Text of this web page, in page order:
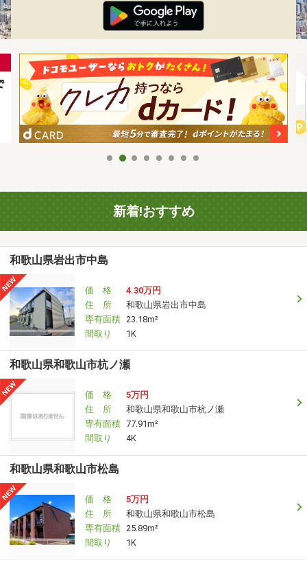
新着!おすすめ
和歌山県岩出市中島
価 格
4.30万円
住 所
和歌山県岩出市中島
専有面積 23.18m²
間取り
1K
和歌山県和歌山市杭ノ瀬
価 格
5万円
住 所
和歌山県和歌山市杭ノ瀬
専有面積 77.91m²
間取り
4K
和歌山県和歌山市松島
価 格
5万円
住 所
和歌山県和歌山市松島
専有面積 25.89m²
間取り
1K